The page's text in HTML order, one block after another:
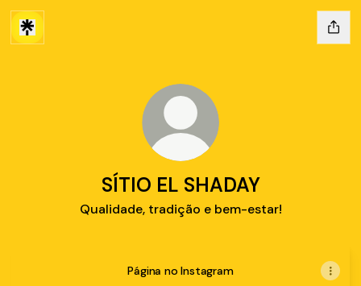
SÍTIO EL SHADAY
Qualidade, tradição e bem-estar!
Página no Instagram